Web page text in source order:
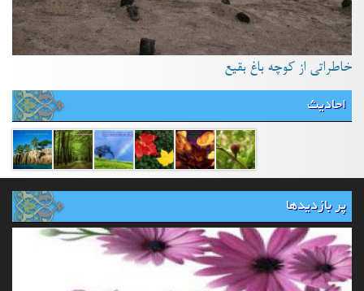
خاطراتی از کوچه باغ بقیع
احادیث
پر بازدیدها